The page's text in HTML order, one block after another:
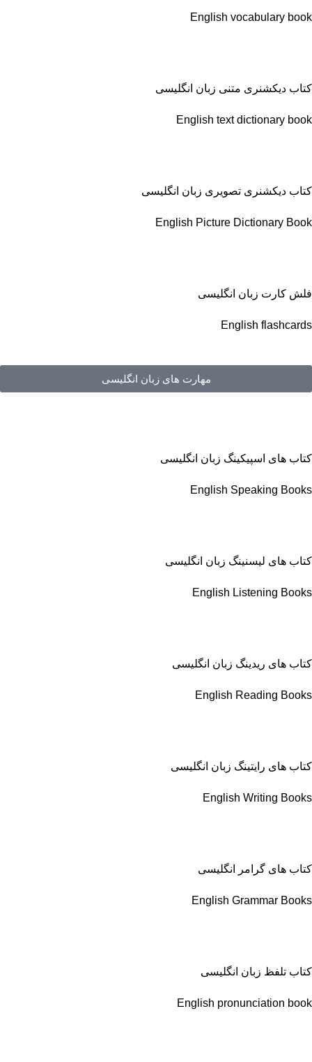
English vocabulary book
کتاب دیکشنری متنی زبان انگلیسی
English text dictionary book
کتاب دیکشنری تصویری زبان انگلیسی
English Picture Dictionary Book
فلش کارت زبان انگلیسی
English flashcards
مهارت های زبان انگلیسی
کتاب های اسپیکینگ زبان انگلیسی
English Speaking Books
کتاب های لیسنینگ زبان انگلیسی
English Listening Books
کتاب های ریدینگ زبان انگلیسی
English Reading Books
کتاب های رایتینگ زبان انگلیسی
English Writing Books
کتاب های گرامر انگلیسی
English Grammar Books
کتاب تلفظ زبان انگلیسی
English pronunciation book